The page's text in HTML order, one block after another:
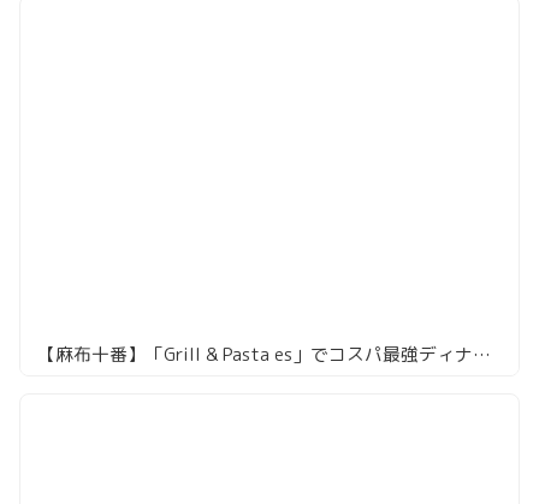
【麻布十番】「Grill & Pasta es」でコスパ最強ディナー！3時間飲み放題付きコースで黒毛和牛グリルも